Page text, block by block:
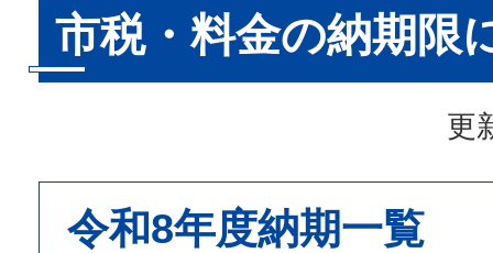
市税・料金の納期限
更
令和8年度納期一覧